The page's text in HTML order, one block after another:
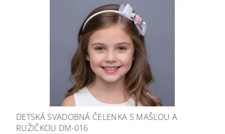
DETSKÁ SVADOBNÁ ČELENKA S MAŠĽOU A
RUŽIČKOU DM-016